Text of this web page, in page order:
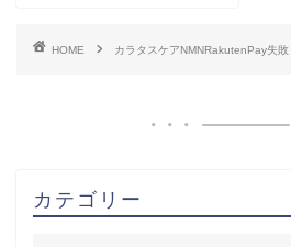
HOME カラタスケアNMNRakutenPay失敗
カテゴリー